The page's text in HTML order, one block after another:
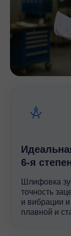
6-я
Шлифовка
точность
и вибрации и
плавной и